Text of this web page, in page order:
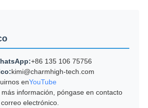
+86 135 106 75756
kimi@charmhigh-tech.com
enYouTube
información, póngase en contacto
electrónico.